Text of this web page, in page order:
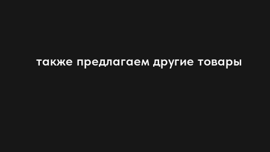
также предлагаем другие товары